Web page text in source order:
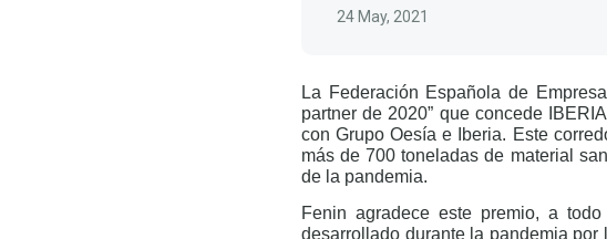
24 May, 2021
La Federación Española de
partner de 2020” que concede
con Grupo Oesía e Iberia. Este
más de 700 toneladas de material
de la pandemia.
Fenin agradece este premio, a
desarrollado durante la pandemia